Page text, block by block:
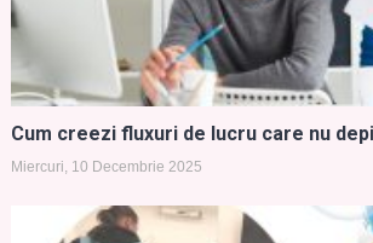
Cum creezi fluxuri de lucru care nu
Miercuri, 10 Decembrie 2025